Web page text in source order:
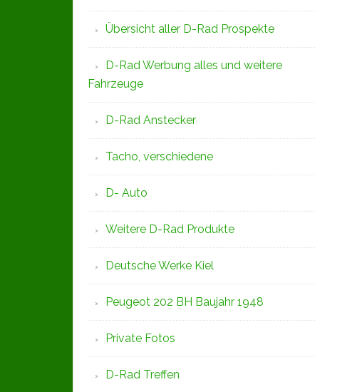
Übersicht aller D-Rad Prospekte
D-Rad Werbung alles und weitere
Fahrzeuge
D-Rad Anstecker
Tacho, verschiedene
D- Auto
Weitere D-Rad Produkte
Deutsche Werke Kiel
Peugeot 202 BH Baujahr 1948
Private Fotos
D-Rad Treffen